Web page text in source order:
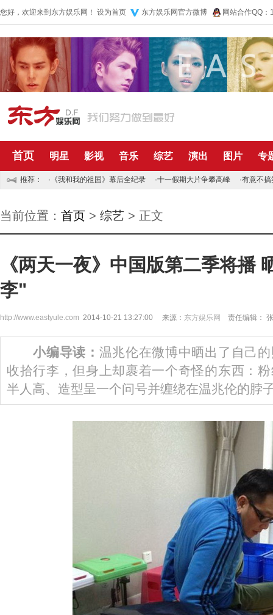
您好，欢迎来到东方娱乐网！ 设为首页 东方娱乐网官方微博 网站合作QQ
首页 明星 影视 音乐 综艺 演出 图片 专
推荐： · 《我和我的祖国》幕后全纪录 ·十一假期大片争攀高峰 ·有意不搞
当前位置： 首页 > 综艺 > 正文
《两天一夜》中国版第二季将播
李"
http://www.eastyule.com 2014-10-21 13:27:00 来源： 东方娱乐网 责任编辑：
小编导读： 温兆伦在微博中晒出了自己
收拾行李，但身上却裹着一个奇怪的东西：
半人高、造型呈一个问号并缠绕在温兆伦的脖